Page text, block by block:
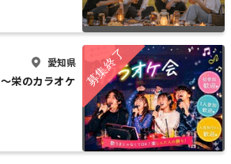
愛知県
栄のカラオケ